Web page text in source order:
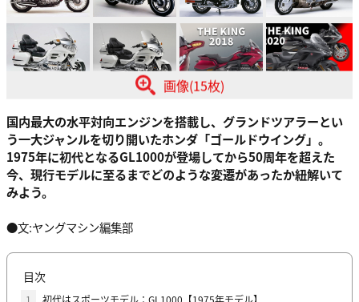
画像(15枚)
国内最大の水平対向エンジンを搭載し、グランドツアラーとい
う一大ジャンルを切り開いたホンダ「ゴールドウイング」。
1975年に初代となるGL1000が登場してから50周年を超えた
今、現行モデルに至るまでどのような変遷があったか紐解いて
みよう。
●文:ヤングマシン編集部
目次